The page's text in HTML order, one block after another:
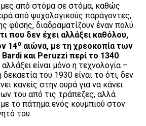
από στόμα σε στόμα, καθώς
από ψυχολογικούς παράγοντες,
φύσης, διαδραματίζουν έναν πολύ
που δεν έχει αλλάξει καθόλου,
14ο αιώνα, με τη χρεοκοπία των
Bardi και Peruzzi περί το 1340
είναι μόνο η τεχνολογία –
του 1930 είναι το ότι, δεν
κανείς στην ουρά για να κάνει
του από τις τράπεζες, αλλά
το πάτημα ενός κουμπιού στον
του.